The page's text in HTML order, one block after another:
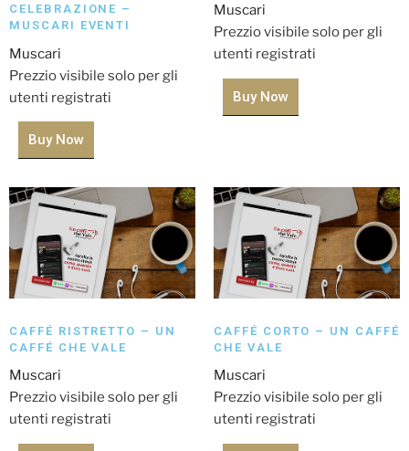
CELEBRAZIONE –
MUSCARI EVENTI
Muscari
Prezzio visibile solo per gli
utenti registrati
Buy Now
Muscari
Prezzio visibile solo per gli
utenti registrati
Buy Now
CAFFÉ RISTRETTO – UN
CAFFÉ CHE VALE
Muscari
Prezzio visibile solo per gli
utenti registrati
CAFFÉ CORTO – UN CAFFÉ
CHE VALE
Muscari
Prezzio visibile solo per gli
utenti registrati